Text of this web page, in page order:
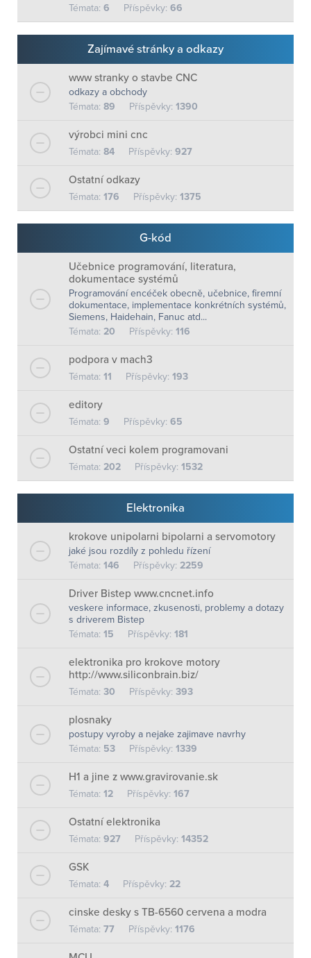
Témata: 6 Příspěvky: 66
Zajímavé stránky a odkazy
www stranky o stavbe CNC
odkazy a obchody
Témata: 89 Příspěvky: 1390
výrobci mini cnc
Témata: 84 Příspěvky: 927
Ostatní odkazy
Témata: 176 Příspěvky: 1375
G-kód
Učebnice programování, literatura,
dokumentace systémů
Programování encéček obecně, učebnice, firemní
dokumentace, implementace konkrétních systémů,
Siemens, Haidehain, Fanuc atd...
Témata: 20 Příspěvky: 116
podpora v mach3
Témata: 11 Příspěvky: 193
editory
Témata: 9 Příspěvky: 65
Ostatní veci kolem programovani
Témata: 202 Příspěvky: 1532
Elektronika
krokove unipolarni bipolarni a servomotory
jaké jsou rozdíly z pohledu řízení
Témata: 146 Příspěvky: 2259
Driver Bistep www.cncnet.info
veskere informace, zkusenosti, problemy a dotazy
s driverem Bistep
Témata: 15 Příspěvky: 181
elektronika pro krokove motory
http://www.siliconbrain.biz/
Témata: 30 Příspěvky: 393
plosnaky
postupy vyroby a nejake zajimave navrhy
Témata: 53 Příspěvky: 1339
H1 a jine z www.gravirovanie.sk
Témata: 12 Příspěvky: 167
Ostatní elektronika
Témata: 927 Příspěvky: 14352
GSK
Témata: 4 Příspěvky: 22
cinske desky s TB-6560 cervena a modra
Témata: 77 Příspěvky: 1176